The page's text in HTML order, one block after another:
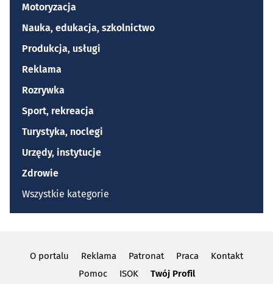
Motoryzacja
Nauka, edukacja, szkolnictwo
Produkcja, usługi
Reklama
Rozrywka
Sport, rekreacja
Turystyka, noclegi
Urzędy, instytucje
Zdrowie
Wszystkie kategorie
O portalu Reklama Patronat Praca
Kontakt
Pomoc
ISOK Twój Profil